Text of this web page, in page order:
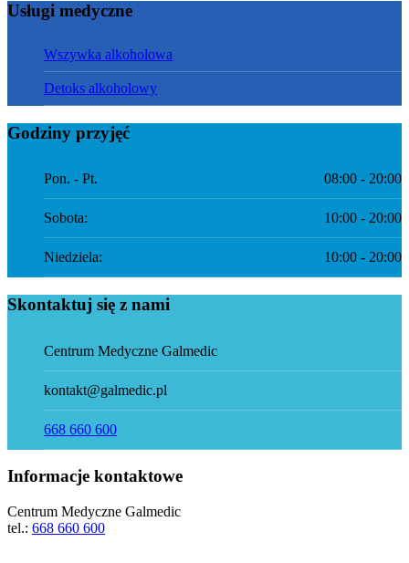
Usługi medyczne
Wszywka alkoholowa
Detoks alkoholowy
Godziny przyjęć
Pon. - Pt. 08:00 - 20:00
Sobota: 10:00 - 20:00
Niedziela: 10:00 - 20:00
Skontaktuj się z nami
Centrum Medyczne Galmedic
kontakt@galmedic.pl
668 660 600
Informacje kontaktowe
Centrum Medyczne Galmedic
tel.: 668 660 600